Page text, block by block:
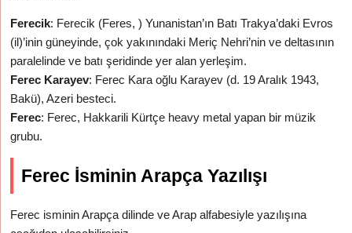
Ferecik: Ferecik (Feres, ) Yunanistan’ın Batı Trakya’daki Evros
(il)’inin güneyinde, çok yakınındaki Meriç Nehri’nin ve deltasının
paralelinde ve batı şeridinde yer alan yerleşim.
Ferec Karayev: Ferec Kara oğlu Karayev (d. 19 Aralık 1943,
Bakü), Azeri besteci.
Ferec: Ferec, Hakkarili Kürtçe heavy metal yapan bir müzik
grubu.
Ferec İsminin Arapça Yazılışı
Ferec isminin Arapça dilinde ve Arap alfabesiyle yazılışına